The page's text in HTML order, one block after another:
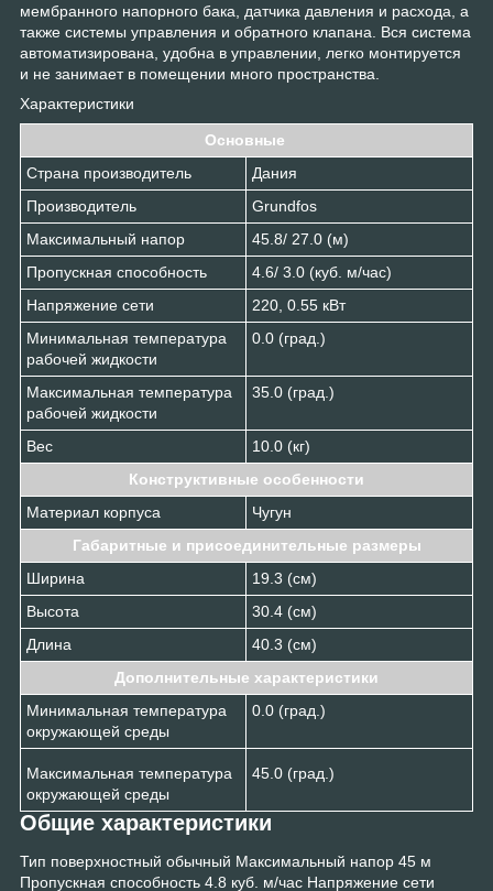
мембранного напорного бака, датчика давления и расхода, а
также системы управления и обратного клапана. Вся система
автоматизирована, удобна в управлении, легко монтируется
и не занимает в помещении много пространства.
Характеристики
Основные
Страна производитель
Дания
Производитель
Grundfos
Максимальный напор
45.8/ 27.0 (м)
Пропускная способность
4.6/ 3.0 (куб. м/час)
Напряжение сети
220, 0.55 кВт
Минимальная температура
рабочей жидкости
0.0 (град.)
Максимальная температура
рабочей жидкости
35.0 (град.)
Вес
10.0 (кг)
Конструктивные особенности
Материал корпуса
Чугун
Габаритные и присоединительные размеры
Ширина
19.3 (см)
Высота
30.4 (см)
Длина
40.3 (см)
Дополнительные характеристики
Минимальная температура
окружающей среды
0.0 (град.)
Максимальная температура
окружающей среды
45.0 (град.)
Общие характеристики
Тип поверхностный обычный Максимальный напор 45 м
Пропускная способность 4.8 куб. м/час Напряжение сети